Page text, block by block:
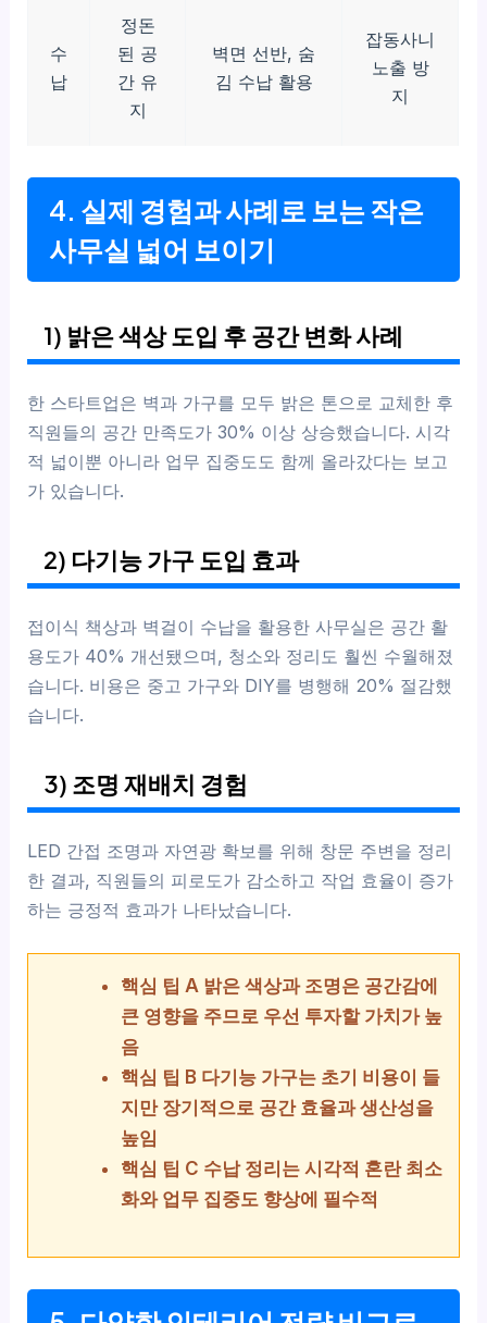
수
납
정돈
된 공
간 유
지
벽면 선반, 숨
김 수납 활용
잡동사니
노출 방
지
4. 실제 경험과 사례로 보는 작은
사무실 넓어 보이기
1) 밝은 색상 도입 후 공간 변화 사례
한 스타트업은 벽과 가구를 모두 밝은 톤으로 교체한 후
직원들의 공간 만족도가 30% 이상 상승했습니다. 시각
적 넓이뿐 아니라 업무 집중도도 함께 올라갔다는 보고
가 있습니다.
2) 다기능 가구 도입 효과
접이식 책상과 벽걸이 수납을 활용한 사무실은 공간 활
용도가 40% 개선됐으며, 청소와 정리도 훨씬 수월해졌
습니다. 비용은 중고 가구와 DIY를 병행해 20% 절감했
습니다.
3) 조명 재배치 경험
LED 간접 조명과 자연광 확보를 위해 창문 주변을 정리
한 결과, 직원들의 피로도가 감소하고 작업 효율이 증가
하는 긍정적 효과가 나타났습니다.
핵심 팁 A 밝은 색상과 조명은 공간감에
큰 영향을 주므로 우선 투자할 가치가 높
음
핵심 팁 B 다기능 가구는 초기 비용이 들
지만 장기적으로 공간 효율과 생산성을
높임
핵심 팁 C 수납 정리는 시각적 혼란 최소
화와 업무 집중도 향상에 필수적